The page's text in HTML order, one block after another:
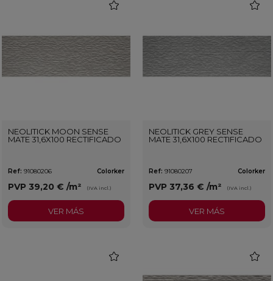
NEOLITICK MOON SENSE
MATE 31,6X100 RECTIFICADO
Ref: 91080206 Colorker
PVP 39,20 € /m² (IVA incl.)
VER MÁS
NEOLITICK GREY SENSE
MATE 31,6X100 RECTIFICADO
Ref: 91080207 Colorker
PVP 37,36 € /m² (IVA incl.)
VER MÁS